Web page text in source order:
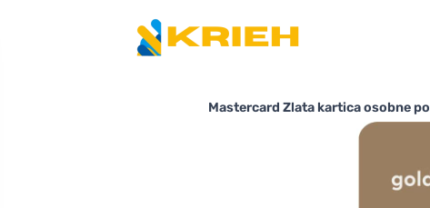
Mastercard Zlata kartica osobne